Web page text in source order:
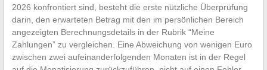
2026 konfrontiert sind, besteht die erste nützliche Überprüfung
darin, den erwarteten Betrag mit den im persönlichen Bereich
angezeigten Berechnungsdetails in der Rubrik “Meine
Zahlungen” zu vergleichen. Eine Abweichung von wenigen Euro
zwischen zwei aufeinanderfolgenden Monaten ist in der Regel